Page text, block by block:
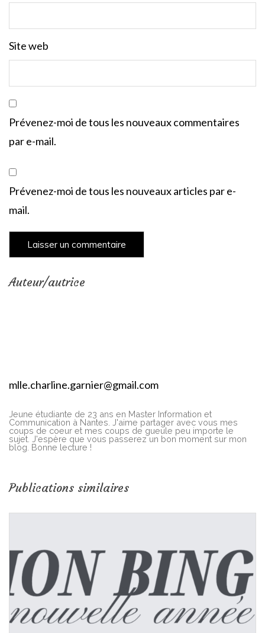
Site web
Prévenez-moi de tous les nouveaux commentaires
par e-mail.
Prévenez-moi de tous les nouveaux articles par e-
mail.
Auteur/autrice
mlle.charline.garnier@gmail.com
Jeune étudiante de 23 ans en Master Information et
Communication à Nantes. J'aime partager avec vous mes
coups de coeur et mes coups de gueule peu importe le
sujet. J'espère que vous passerez un bon moment sur mon
blog. Bonne lecture !
Publications similaires